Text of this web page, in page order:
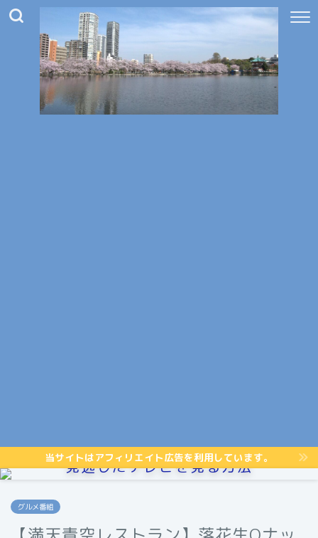
当サイトはアフィリエイト広告を利用しています。
見逃したテレビを見る方法
グルメ番組